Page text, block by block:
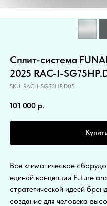
Сплит-система
2025 RAC-I-
SKU: RAC-I-SG75HP.D05
101 000 р.
Купить
Все климатическое
единой концепции Future
стратегической идеей
создание для человека